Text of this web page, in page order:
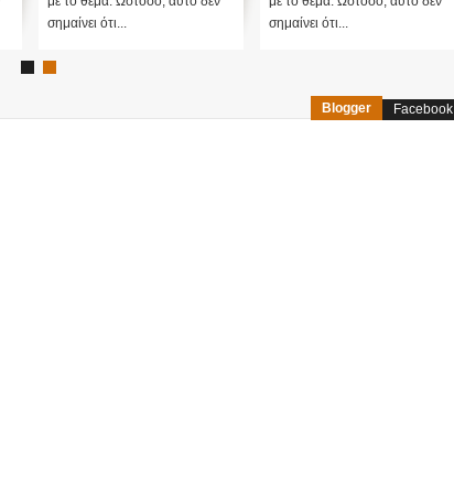
σημαίνει ότι...
σημαίνει ότι...
Blogger Facebook